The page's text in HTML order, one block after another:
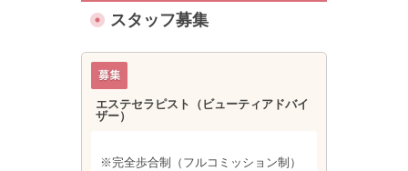
スタッフ募集
エステセラピスト（ビューティアドバイ
ザー）
※完全歩合制（フルコミッション制）